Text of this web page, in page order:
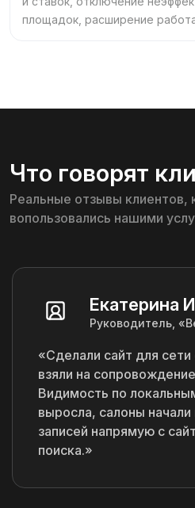
площадок, расширение
Что говорят
Реальные отзывы клиентов,
вопользовались нашими
Екатерина
Руководитель,
«Сделали сайт для
взяли на сопровождение
Видимость по
выросла, салоны
записей напрямую с
поиска.»